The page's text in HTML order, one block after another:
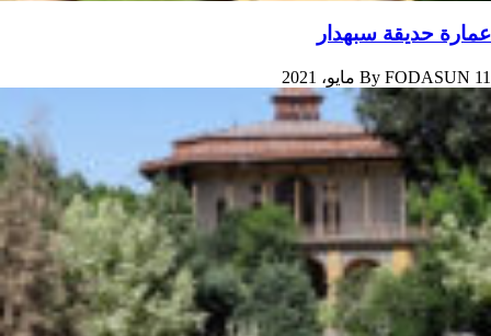
عمارة حديقة سبهدار
By FODASUN 11 مايو، 2021